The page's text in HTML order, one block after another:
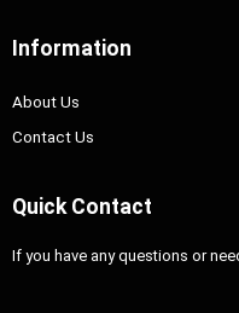
Information
About Us
Contact Us
Quick Contact
If you have any questions or